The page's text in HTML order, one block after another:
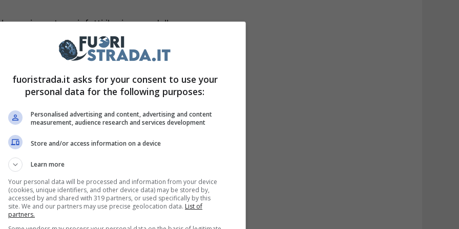
proprio motore, infatti il primo modello
Questo le dava così modo di poter
e la sua accelerazione da 0 a 100 km/h
stati sempre di più perfezionati, in modo tale
stavano andando incontro le automobili.
prodotto un turbodiesel da 1900 di
versione dellaRitmo,ma il gruppo
tradizione. Dopo la riproposizione della 500 e
anche della Ritmo.
fuoristrada.it asks for your consent to use your
personal data for the following purposes:
Personalised advertising and content, advertising and content
measurement, audience research and services development
Store and/or access information on a device
Learn more
Your personal data will be processed and information from your device
(cookies, unique identifiers, and other device data) may be stored by,
accessed by and shared with 319 partners, or used specifically by this
site. We and our partners may use precise geolocation data. List of
partners.